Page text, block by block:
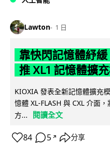
Lawton 1 日
靠快閃記憶體紓
推 XL1 記憶體擴
KIOXIA 發表全新記憶體擴充
憶體 XL-FLASH 與 CXL 介面
方...
閱讀全文
84 5 ↗ 分享